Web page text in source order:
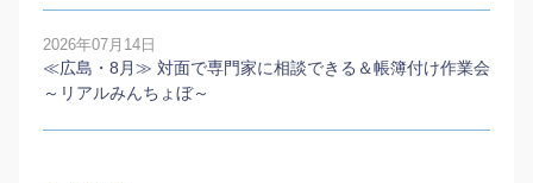
2026年07月14日
≪広島・8月≫ 対面で専門家に相談できる＆帳簿付け作業会
～リアルみんちょぼ～